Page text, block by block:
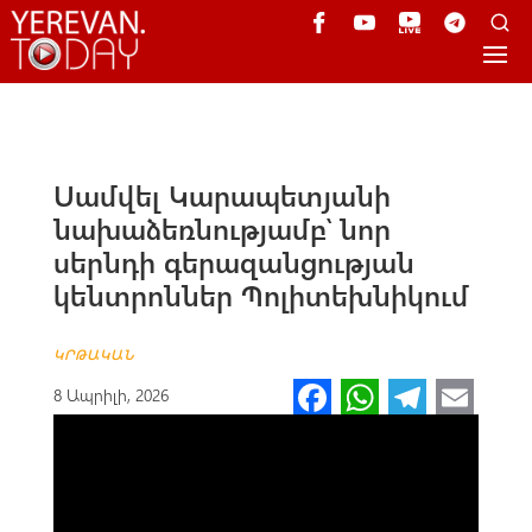
Սամվել Կարապետյանի
նախաձեռնությամբ՝ նոր
սերնդի գերազանցության
կենտրոններ Պոլիտեխնիկում
ԿՐԹԱԿԱՆ
8 Ապրիլի, 2026 Fa W Te